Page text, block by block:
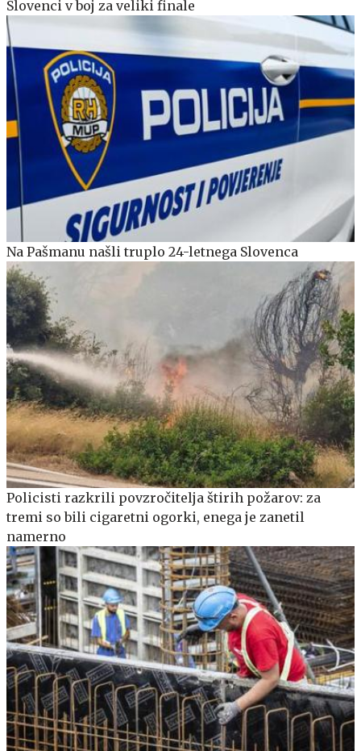
Slovenci v boj za veliki finale
Na Pašmanu našli truplo 24-letnega Slovenca
Policisti razkrili povzročitelja štirih požarov: za
tremi so bili cigaretni ogorki, enega je zanetil
namerno